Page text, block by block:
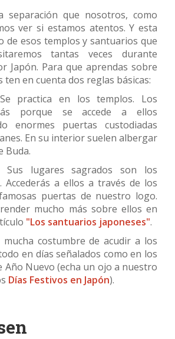
separación que nosotros, como
ver si estamos atentos. Y esta
de esos templos y santuarios que
tantas veces durante
Japón. Para que aprendas sobre
ten en cuenta dos reglas básicas:
practica en los templos. Los
porque se accede a ellos
enormes puertas custodiadas
En su interior suelen albergar
Buda.
Sus lugares sagrados son los
Accederás a ellos a través de los
puertas de nuestro logo.
mucho más sobre ellos en
"Los santuarios japoneses".
mucha costumbre de acudir a los
en días señalados como en los
Año Nuevo (echa un ojo a nuestro
Días Festivos en Japón).